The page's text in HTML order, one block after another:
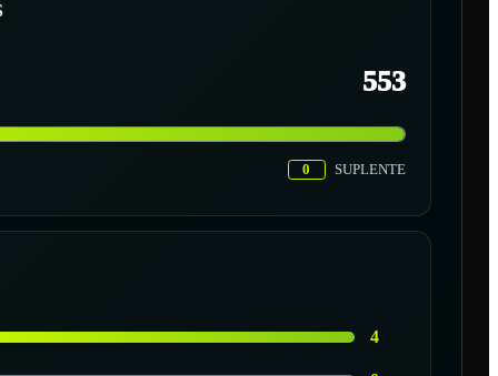
553
0 SUPLENTE
4